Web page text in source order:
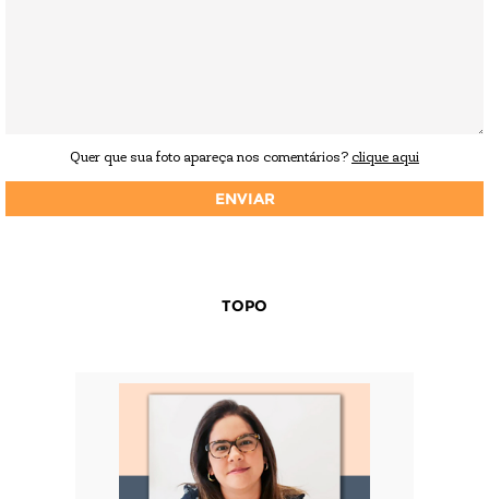
Quer que sua foto apareça nos comentários? clique aqui
TOPO